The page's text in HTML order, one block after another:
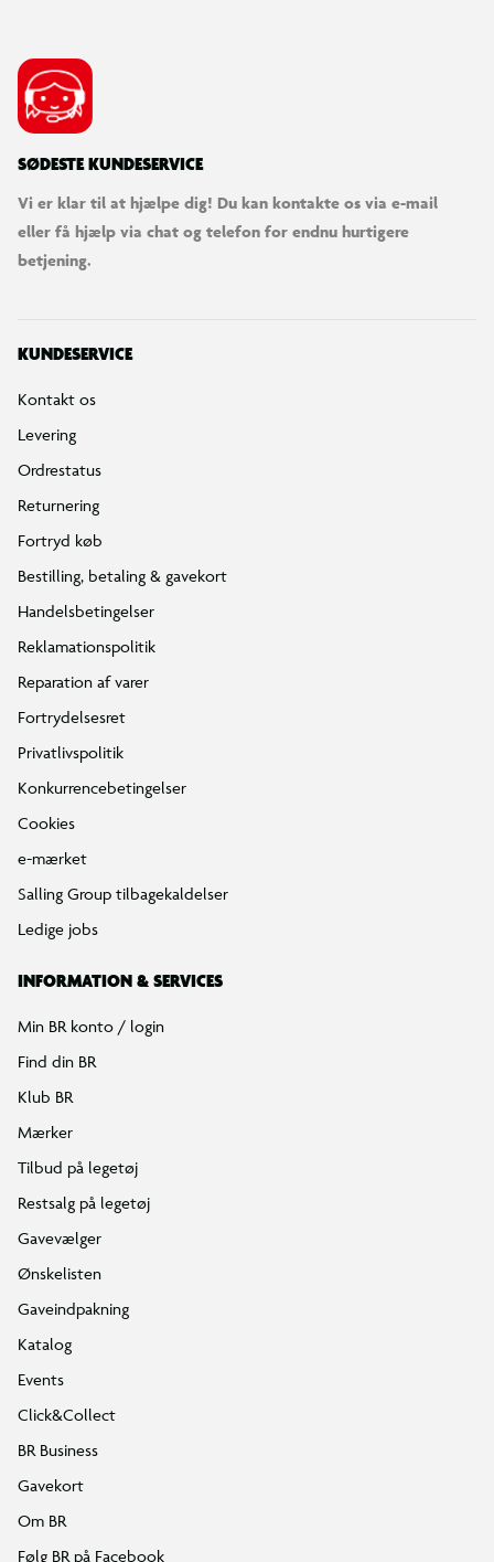
SØDESTE KUNDESERVICE
Vi er klar til at hjælpe dig! Du kan kontakte os via e-mail
eller få hjælp via chat og telefon for endnu hurtigere
betjening.
KUNDESERVICE
Kontakt os
Levering
Ordrestatus
Returnering
Fortryd køb
Bestilling, betaling & gavekort
Handelsbetingelser
Reklamationspolitik
Reparation af varer
Fortrydelsesret
Privatlivspolitik
Konkurrencebetingelser
Cookies
e-mærket
Salling Group tilbagekaldelser
Ledige jobs
INFORMATION & SERVICES
Min BR konto / login
Find din BR
Klub BR
Mærker
Tilbud på legetøj
Restsalg på legetøj
Gavevælger
Ønskelisten
Gaveindpakning
Katalog
Events
Click&Collect
BR Business
Gavekort
Om BR
Følg BR på Facebook